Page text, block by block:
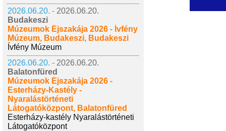
2026.06.20. - 2026.06.20.
Budakeszi
Múzeumok Éjszakája 2026 - Ívfény
Múzeum, Budakeszi, Budakeszi
Ívfény Múzeum
2026.06.20. - 2026.06.20.
Balatonfüred
Múzeumok Éjszakája 2026 -
Esterházy-Kastély -
Nyaralástörténeti
Látogatóközpont, Balatonfüred
Esterházy-kastély Nyaralástörténeti
Látogatóközpont